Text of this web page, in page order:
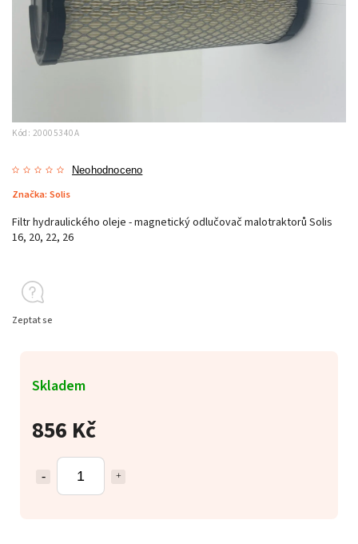
Kód: 20005340A
Neohodnoceno
Značka: Solis
856 Kč
Skladem
Filtr hydraulického oleje - magnetický odlučovač malotraktorů Solis
16, 20, 22, 26
Zeptat se